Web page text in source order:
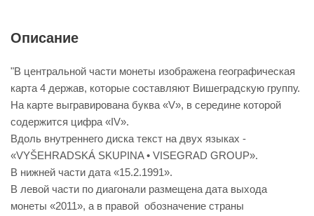
Описание
"В центральной части монеты изображена географическая
карта 4 держав, которые составляют Вишеградскую группу.
На карте выгравирована буква «V», в середине которой
содержится цифра «IV».
Вдоль внутреннего диска текст на двух языках -
«VYŠEHRADSKÁ SKUPINA • VISEGRAD GROUP».
В нижней части дата «15.2.1991».
В левой части по диагонали размещена дата выхода
монеты «2011», а в правой обозначение страны